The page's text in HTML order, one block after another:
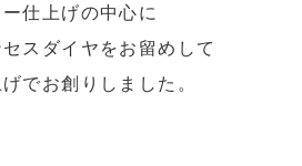
仕上げの中心に
スダイヤをお留めして
でお創りしました。